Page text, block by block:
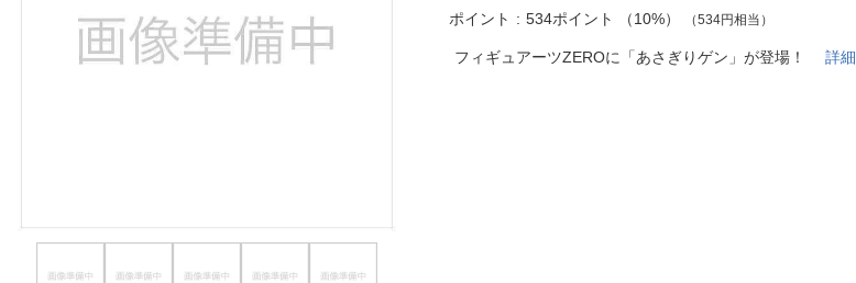
閲覧履歴
ポイント
534ポイント （10%） （534円相当）
フィギュアーツZEROに「あさぎりゲン」が登場！詳細